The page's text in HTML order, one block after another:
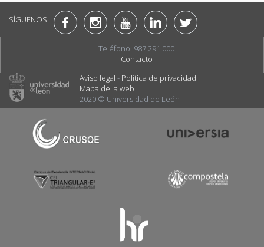
SÍGUENOS
Teléfono: 987 291 000
Contacto
Aviso legal - Política de privacidad
Mapa de la web
2020 © Universidad de León